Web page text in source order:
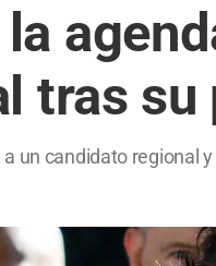
tras su
un candidato regional